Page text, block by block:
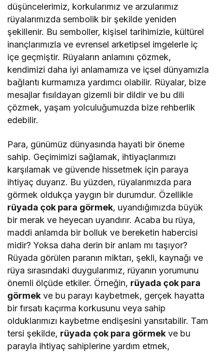
düşüncelerimiz, korkularımız ve arzularımız
rüyalarımızda sembolik bir şekilde yeniden
şekillenir. Bu semboller, kişisel tarihimizle, kültürel
inançlarımızla ve evrensel arketipsel imgelerle iç
içe geçmiştir. Rüyaların anlamını çözmek,
kendimizi daha iyi anlamamıza ve içsel dünyamızla
bağlantı kurmamıza yardımcı olabilir. Rüyalar, bize
mesajlar fısıldayan gizemli bir dildir ve bu dili
çözmek, yaşam yolculuğumuzda bize rehberlik
edebilir.
Para, günümüz dünyasında hayati bir öneme
sahip. Geçimimizi sağlamak, ihtiyaçlarımızı
karşılamak ve güvende hissetmek için paraya
ihtiyaç duyarız. Bu yüzden, rüyalarımızda para
görmek oldukça yaygın bir durumdur. Özellikle
rüyada çok para görmek, uyandığımızda büyük
bir merak ve heyecan uyandırır. Acaba bu rüya,
maddi anlamda bir bolluk ve bereketin habercisi
midir? Yoksa daha derin bir anlam mı taşıyor?
Rüyada görülen paranın miktarı, şekli, kaynağı ve
rüya sırasındaki duygularımız, rüyanın yorumunu
önemli ölçüde etkiler. Örneğin, rüyada çok para
görmek ve bu parayı kaybetmek, gerçek hayatta
bir fırsatı kaçırma korkusunu veya sahip
olduklarımızı kaybetme endişesini yansıtabilir. Tam
tersi şekilde, rüyada çok para görmek ve bu
parayla ihtiyaç sahiplerine yardım etmek,